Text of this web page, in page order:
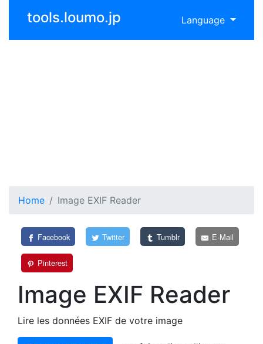
tools.loumo.jp Language
Home Image EXIF Reader
Facebook Twitter Tumblr E-Mail
Pinterest
Image EXIF Reader
Lire les données EXIF de votre image